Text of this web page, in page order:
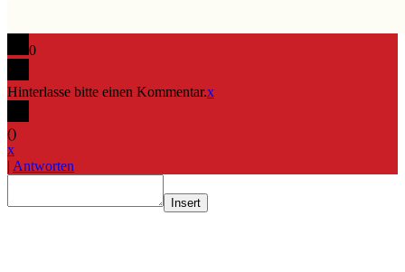
0
Hinterlasse bitte einen Kommentar.x
()
x
| Antworten
Insert